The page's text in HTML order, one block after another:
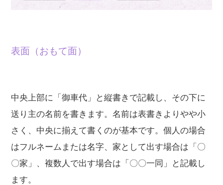
表面（おもて面）
中央上部に「御車代」と縦書きで記載し、その下に
送り主の名前を書きます。名前は表書きよりやや小
さく、中央に揃えて書くのが基本です。個人の場合
はフルネームまたは名字、家として出す場合は「〇
〇家」、複数人で出す場合は「〇〇一同」と記載し
ます。